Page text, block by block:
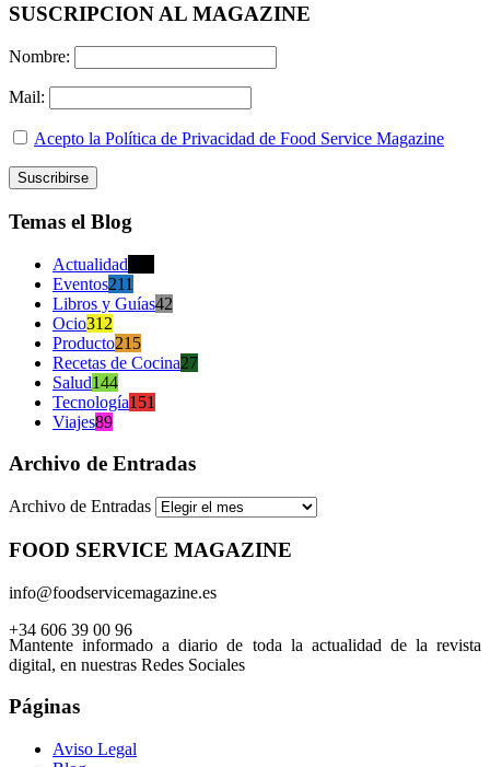
SUSCRIPCION AL MAGAZINE
Nombre:
Mail:
Acepto la Política de Privacidad de Food Service Magazine
Temas el Blog
Actualidad
Eventos211
Libros y Guías42
Ocio312
Producto215
Recetas de Cocina27
Salud144
Tecnología151
Viajes89
Archivo de Entradas
Archivo de Entradas
FOOD SERVICE MAGAZINE
info@foodservicemagazine.es
+34 606 39 00 96
Mantente informado a diario de toda la actualidad de la revista
digital, en nuestras Redes Sociales
Páginas
Aviso Legal